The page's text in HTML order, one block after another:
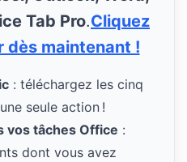
Tab Pro.Cliquez
dès maintenant !
: téléchargez les cinq
seule action !
vos tâches Office :
dont vous avez